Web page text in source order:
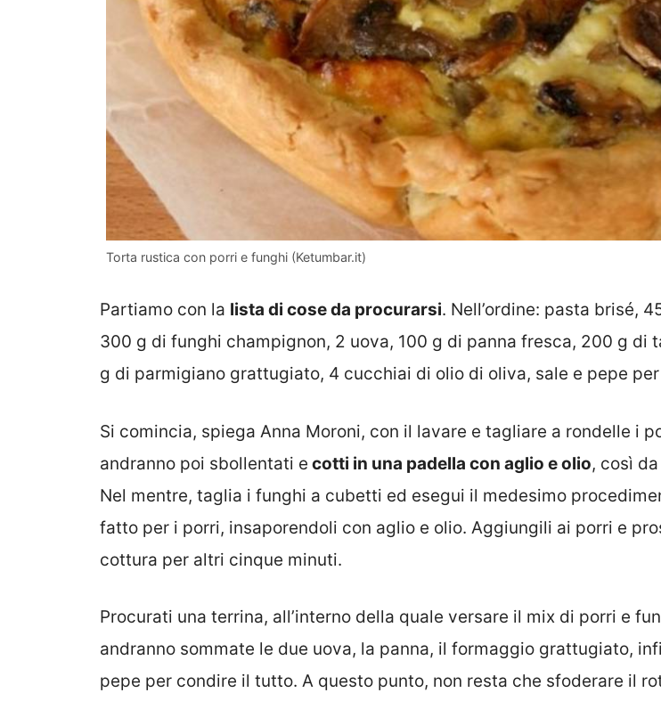
Torta rustica con porri e funghi (Ketumbar.it)
Partiamo con la lista di cose da procurarsi. Nell’ordine: pasta brisé,
300 g di funghi champignon, 2 uova, 100 g di panna fresca, 200 g di
g di parmigiano grattugiato, 4 cucchiai di olio di oliva, sale e pepe
Si comincia, spiega Anna Moroni, con il lavare e tagliare a rondelle i
andranno poi sbollentati e cotti in una padella con aglio e olio, così
Nel mentre, taglia i funghi a cubetti ed esegui il medesimo
fatto per i porri, insaporendoli con aglio e olio. Aggiungili ai porri e
cottura per altri cinque minuti.
Procurati una terrina, all’interno della quale versare il mix di porri e
andranno sommate le due uova, la panna, il formaggio grattugiato,
pepe per condire il tutto. A questo punto, non resta che sfoderare il